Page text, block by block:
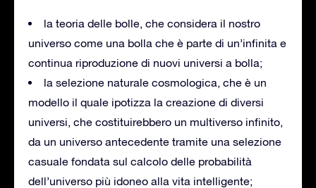
la teoria delle bolle, che considera il nostro
universo come una bolla che è parte di un’infinita e
continua riproduzione di nuovi universi a bolla;
la selezione naturale cosmologica, che è un
modello il quale ipotizza la creazione di diversi
universi, che costituirebbero un multiverso infinito,
da un universo antecedente tramite una selezione
casuale fondata sul calcolo delle probabilità
dell’universo più idoneo alla vita intelligente;